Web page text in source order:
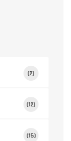
(2)
(12)
(15)